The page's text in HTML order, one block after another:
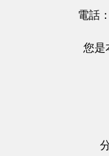
電話：
您是